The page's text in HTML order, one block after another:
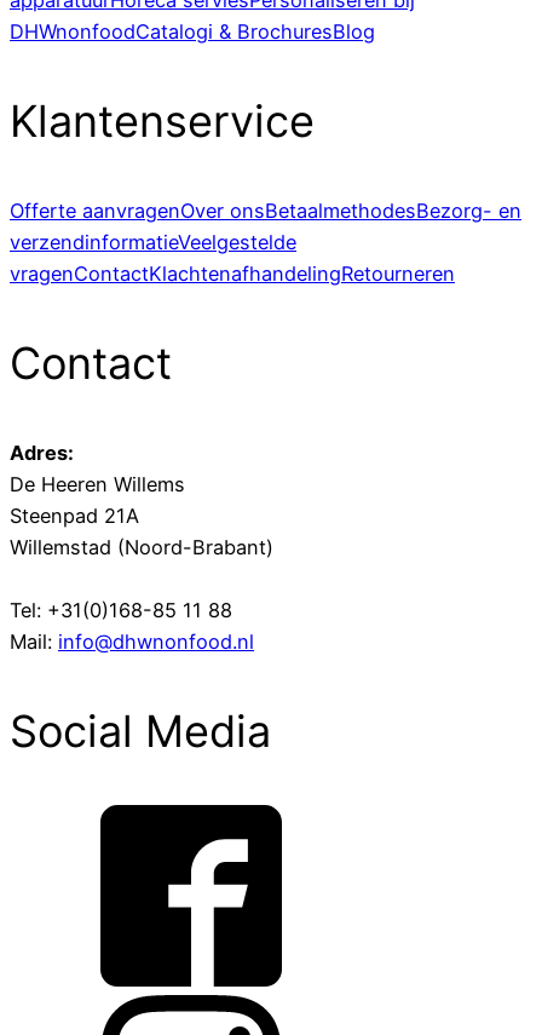
DHWnonfoodCatalogi & BrochuresBlog
Klantenservice
Offerte aanvragenOver onsBetaalmethodesBezorg- en
verzendinformatieVeelgestelde
vragenContactKlachtenafhandelingRetourneren
Contact
Adres:
De Heeren Willems
Steenpad 21A
Willemstad (Noord-Brabant)
Tel: +31(0)168-85 11 88
Mail: info@dhwnonfood.nl
Social Media